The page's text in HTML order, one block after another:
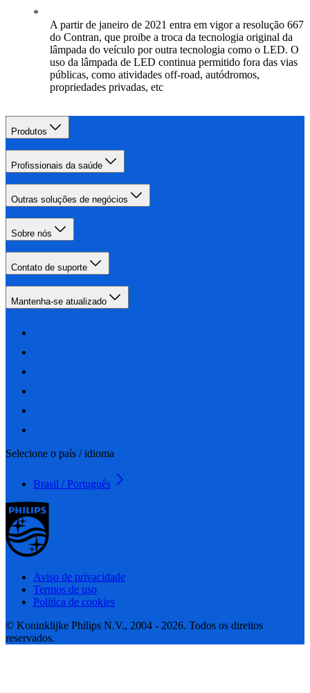
A partir de janeiro de 2021 entra em vigor a resolução 667
do Contran, que proibe a troca da tecnologia original da
lâmpada do veículo por outra tecnologia como o LED. O
uso da lâmpada de LED continua permitido fora das vias
públicas, como atividades off-road, autódromos,
propriedades privadas, etc
Produtos
Profissionais da saúde
Outras soluções de negócios
Sobre nós
Contato de suporte
Mantenha-se atualizado
Selecione o país / idioma
Brasil / Português
Aviso de privacidade
Termos de uso
Política de cookies
© Koninklijke Philips N.V., 2004 - 2026. Todos os direitos
reservados.